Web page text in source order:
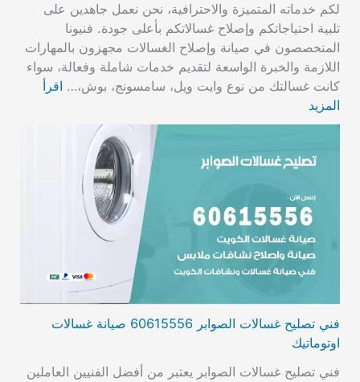
لكم خدماته المتميزة والاحترافية، نحن نعمل جاهدين على
تلبية احتياجاتكم وإصلاح غسالاتكم بأعلى جودة. فنيونا
المتخصصون في صيانة وإصلاح الغسالات مجهزون بالمهارات
اللازمة والخبرة الواسعة لتقديم خدمات شاملة وفعالة، سواء
كانت غسالتك من نوع وايت ويل، سامسونج، بوش،… اقرأ
المزيد
فني تصليح غسالات الصوابر 60615556 صيانة غسالات
اوتوماتيك
فني تصليح غسالات الصوابر يعتبر من أفضل الفنيين العاملين